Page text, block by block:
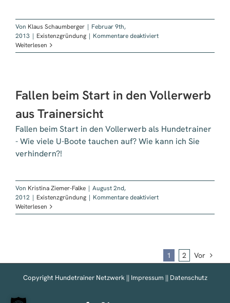
Von Klaus Schaumberger | Februar 9th,
2013 | Existenzgründung | Kommentare deaktiviertfür
und
Weiterlesen
Fallen beim Start in den Vollerwerb
aus Trainersicht
Fallen beim Start in den Vollerwerb als Hundetrainer
- Wie viele U-Boote tauchen auf? Wie kann ich Sie
verhindern?!
Von Kristina Ziemer-Falke | August 2nd,
2012 | Existenzgründung | Kommentare deaktiviertfür
beim
Vollerwerb
aus
Weiterlesen
1 2 Vor
Copyright Hundetrainer Netzwerk || Impressum || Datenschutz